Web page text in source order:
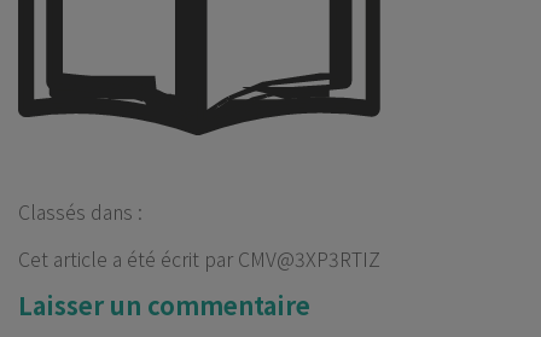
Classés dans :
Cet article a été écrit par CMV@3XP3RTIZ
Laisser un commentaire